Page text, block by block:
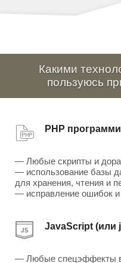
Какими
— Любые скрипты и
— использование базы
для хранения, чтения и